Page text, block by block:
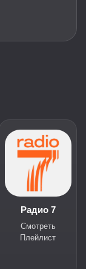
Радио 7
Смотреть
Плейлист